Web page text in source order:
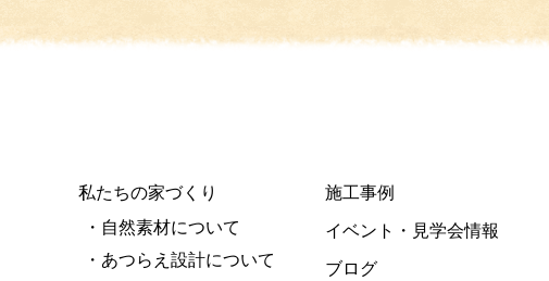
私たちの家づくり
・自然素材について
・あつらえ設計について
施工事例
イベント・見学会情報
ブログ